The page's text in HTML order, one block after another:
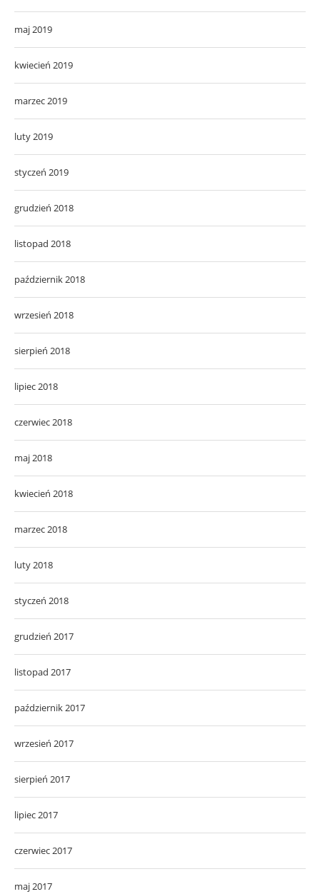
maj 2019
kwiecień 2019
marzec 2019
luty 2019
styczeń 2019
grudzień 2018
listopad 2018
październik 2018
wrzesień 2018
sierpień 2018
lipiec 2018
czerwiec 2018
maj 2018
kwiecień 2018
marzec 2018
luty 2018
styczeń 2018
grudzień 2017
listopad 2017
październik 2017
wrzesień 2017
sierpień 2017
lipiec 2017
czerwiec 2017
maj 2017